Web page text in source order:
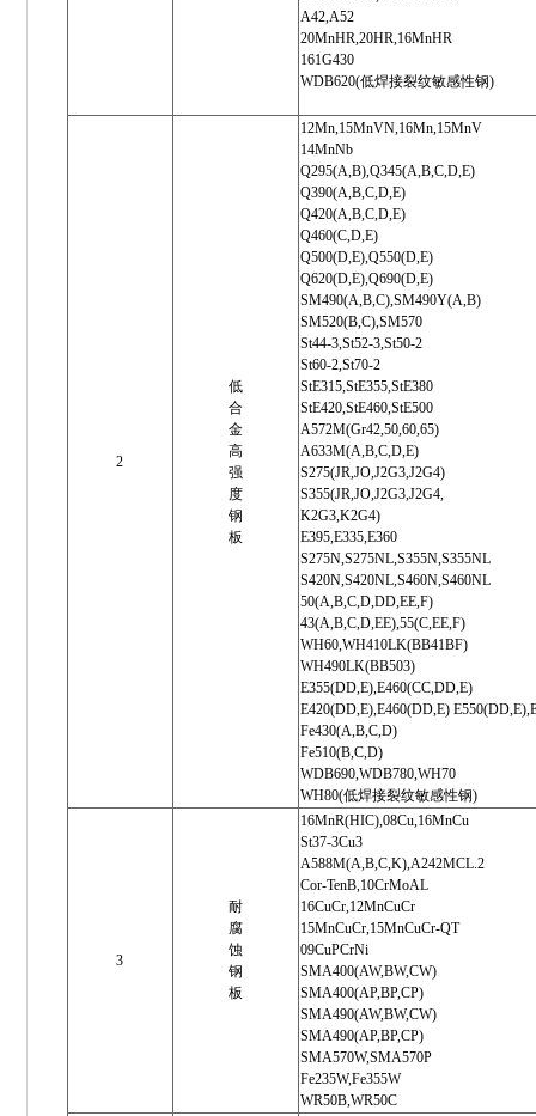
A42,A52
20MnHR,20HR,16MnHR
161G430
WDB620(低焊接裂纹敏感性钢)
2
低
合
金
高
强
度
钢
板
12Mn,15MnVN,16Mn,15MnV
14MnNb
Q295(A,B),Q345(A,B,C,D,E)
Q390(A,B,C,D,E)
Q420(A,B,C,D,E)
Q460(C,D,E)
Q500(D,E),Q550(D,E)
Q620(D,E),Q690(D,E)
SM490(A,B,C),SM490Y(A,B)
SM520(B,C),SM570
St44-3,St52-3,St50-2
St60-2,St70-2
StE315,StE355,StE380
StE420,StE460,StE500
A572M(Gr42,50,60,65)
A633M(A,B,C,D,E)
S275(JR,JO,J2G3,J2G4)
S355(JR,JO,J2G3,J2G4,
K2G3,K2G4)
E395,E335,E360
S275N,S275NL,S355N,S355NL
S420N,S420NL,S460N,S460NL
50(A,B,C,D,DD,EE,F)
43(A,B,C,D,EE),55(C,EE,F)
WH60,WH410LK(BB41BF)
WH490LK(BB503)
E355(DD,E),E460(CC,DD,E)
E420(DD,E),E460(DD,E)
Fe430(A,B,C,D)
Fe510(B,C,D)
WDB690,WDB780,WH70
WH80(低焊接裂纹敏感性钢)
3
耐
腐
蚀
钢
板
16MnR(HIC),08Cu,16MnCu
St37-3Cu3
A588M(A,B,C,K),A242MCL.2
Cor-TenB,10CrMoAL
16CuCr,12MnCuCr
15MnCuCr,15MnCuCr-QT
09CuPCrNi
SMA400(AW,BW,CW)
SMA400(AP,BP,CP)
SMA490(AW,BW,CW)
SMA490(AP,BP,CP)
SMA570W,SMA570P
Fe235W,Fe355W
WR50B,WR50C